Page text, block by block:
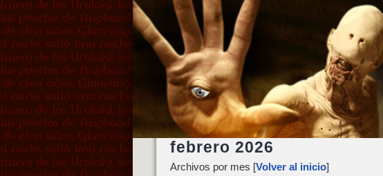
febrero 2026
Archivos por mes [Volver al inicio]